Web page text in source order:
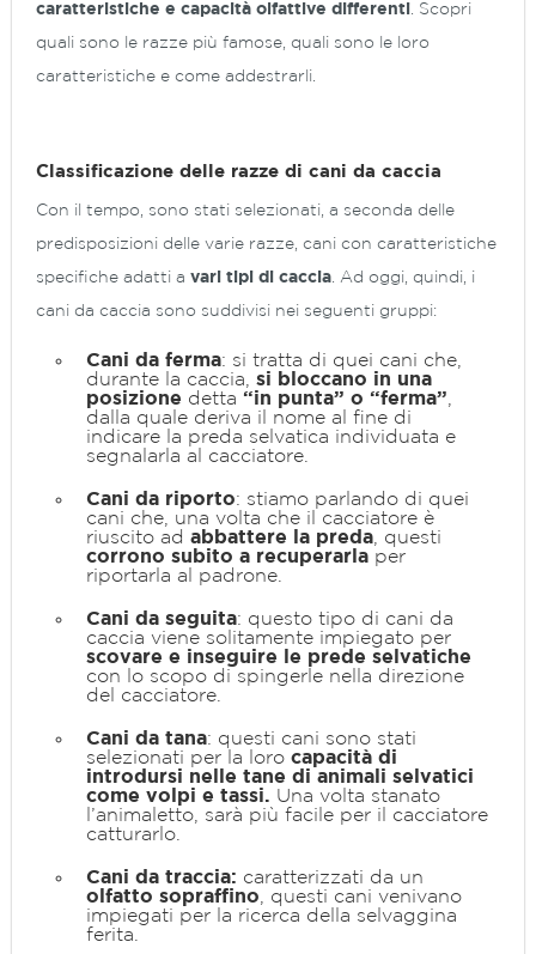
caratteristiche e capacità olfattive differenti . Scopri
quali sono le razze più famose, quali sono le loro
caratteristiche e come addestrarli.
Classificazione delle razze di cani da caccia
Con il tempo, sono stati selezionati, a seconda delle
predisposizioni delle varie razze, cani con caratteristiche
specifiche adatti a vari tipi di caccia . Ad oggi, quindi, i
cani da caccia sono suddivisi nei seguenti gruppi:
Cani da ferma: si tratta di quei cani che,
durante la caccia, si bloccano in una
posizione detta “in punta” o “ferma”
dalla quale deriva il nome al fine di
indicare la preda selvatica individuata e
segnalarla al cacciatore.
Cani da riporto: stiamo parlando di quei
cani che, una volta che il cacciatore è
riuscito ad abbattere la preda , questi
corrono subito a recuperarla per
riportarla al padrone.
Cani da seguita: questo tipo di cani da
caccia viene solitamente impiegato per
scovare e inseguire le prede selvatiche
con lo scopo di spingerle nella direzione
del cacciatore.
Cani da tana: questi cani sono stati
selezionati per la loro capacità di
introdursi nelle tane di animali selvatici
come volpi e tassi. Una volta stanato
l’animaletto, sarà più facile per il cacciatore
catturarlo.
Cani da traccia: caratterizzati da un
olfatto sopraffino , questi cani venivano
impiegati per la ricerca della selvaggina
ferita.